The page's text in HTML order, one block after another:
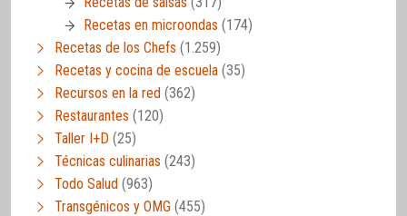
Recetas en microondas (174)
Recetas de los Chefs (1.259)
Recetas y cocina de escuela (35)
Recursos en la red (362)
Restaurantes (120)
Taller I+D (25)
Técnicas culinarias (243)
Todo Salud (963)
Transgénicos y OMG (455)